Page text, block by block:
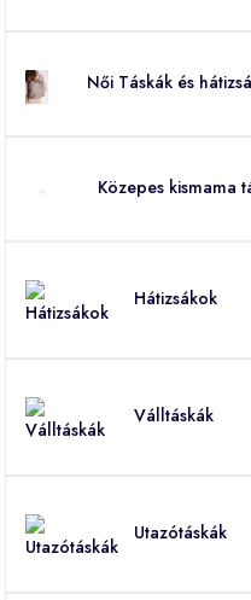
Női Táskák és
Közepes kismama
Hátizsákok
Válltáskák
Utazótáskák